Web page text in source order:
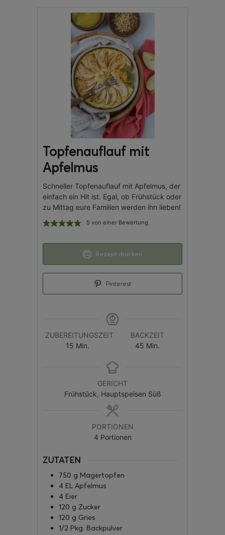
Topfenauflauf mit
Apfelmus
Schneller Topfenauflauf mit Apfelmus, der
einfach ein Hit ist. Egal, ob Frühstück oder
zu Mittag eure Familien werden ihn lieben!
5 von einer Bewertung
Rezept drucken
Pinterest
ZUBEREITUNGSZEIT
15 Min.
BACKZEIT
45 Min.
GERICHT
Frühstück, Hauptspeisen Süß
PORTIONEN
4 Portionen
ZUTATEN
750 g Magertopfen
4 EL Apfelmus
4 Eier
120 g Zucker
120 g Gries
1/2 Pkg. Backpulver